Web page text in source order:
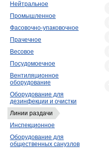
Нейтральное
Промышленное
Фасовочно-упаковочное
Прачечное
Весовое
Посудомоечное
Вентиляционное
оборудование
Оборудование для
дезинфекции и очистки
Линии раздачи
Инспекционное
Оборудование для
общественных санузлов